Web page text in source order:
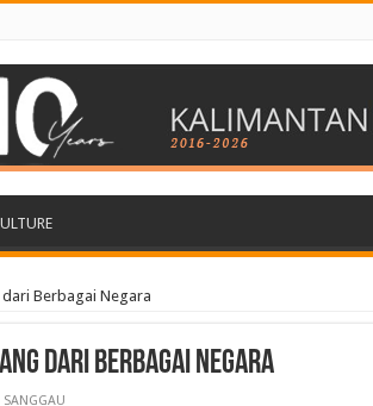
Berbagai Negara
dari Berbagai Negara
SANGGAU